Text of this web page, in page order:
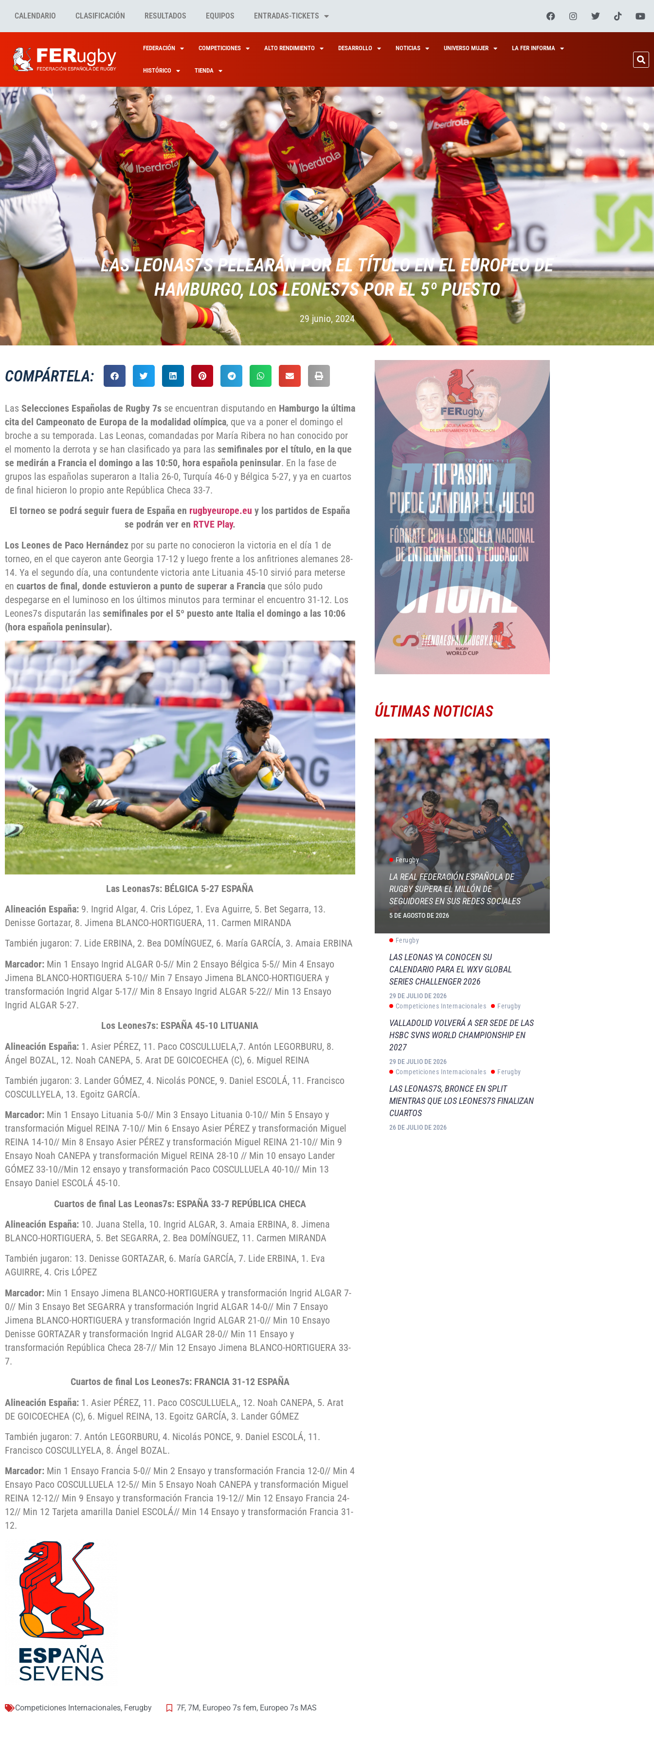
CALENDARIO CLASIFICACIÓN RESULTADOS EQUIPOS ENTRADAS-TICKETS
FEDERACIÓN COMPETICIONES ALTO RENDIMIENTO DESARROLLO NOTICIAS UNIVERSO MUJER LA FER INFORMA
HISTÓRICO TIENDA
LAS LEONAS7S PELEARÁN POR EL TÍTULO EN EL EUROPEO DE
HAMBURGO, LOS LEONES7S POR EL 5º PUESTO
29 junio, 2024
COMPÁRTELA:
Las Selecciones Españolas de Rugby 7s se encuentran disputando en Hamburgo la última
cita del Campeonato de Europa de la modalidad olímpica, que va a poner el domingo el
broche a su temporada. Las Leonas, comandadas por María Ribera no han conocido por
el momento la derrota y se han clasificado ya para las semifinales por el título, en la que
se medirán a Francia el domingo a las 10:50, hora española peninsular. En la fase de
grupos las españolas superaron a Italia 26-0, Turquía 46-0 y Bélgica 5-27, y ya en cuartos
de final hicieron lo propio ante República Checa 33-7.
El torneo se podrá seguir fuera de España en rugbyeurope.eu y los partidos de España
se podrán ver en RTVE Play.
Los Leones de Paco Hernández por su parte no conocieron la victoria en el día 1 de
torneo, en el que cayeron ante Georgia 17-12 y luego frente a los anfitriones alemanes 28-
14. Ya el segundo día, una contundente victoria ante Lituania 45-10 sirvió para meterse
en cuartos de final, donde estuvieron a punto de superar a Francia que sólo pudo
despegarse en el luminoso en los últimos minutos para terminar el encuentro 31-12. Los
Leones7s disputarán las semifinales por el 5º puesto ante Italia el domingo a las 10:06
(hora española peninsular).
Las Leonas7s: BÉLGICA 5-27 ESPAÑA
Alineación España: 9. Ingrid Algar, 4. Cris López, 1. Eva Aguirre, 5. Bet Segarra, 13.
Denisse Gortazar, 8. Jimena BLANCO-HORTIGUERA, 11. Carmen MIRANDA
También jugaron: 7. Lide ERBINA, 2. Bea DOMÍNGUEZ, 6. María GARCÍA, 3. Amaia ERBINA
Marcador: Min 1 Ensayo Ingrid ALGAR 0-5// Min 2 Ensayo Bélgica 5-5// Min 4 Ensayo
Jimena BLANCO-HORTIGUERA 5-10// Min 7 Ensayo Jimena BLANCO-HORTIGUERA y
transformación Ingrid Algar 5-17// Min 8 Ensayo Ingrid ALGAR 5-22// Min 13 Ensayo
Ingrid ALGAR 5-27.
Los Leones7s: ESPAÑA 45-10 LITUANIA
Alineación España: 1. Asier PÉREZ, 11. Paco COSCULLUELA,7. Antón LEGORBURU, 8.
Ángel BOZAL, 12. Noah CANEPA, 5. Arat DE GOICOECHEA (C), 6. Miguel REINA
También jugaron: 3. Lander GÓMEZ, 4. Nicolás PONCE, 9. Daniel ESCOLÁ, 11. Francisco
COSCULLYELA, 13. Egoitz GARCÍA.
Marcador: Min 1 Ensayo Lituania 5-0// Min 3 Ensayo Lituania 0-10// Min 5 Ensayo y
transformación Miguel REINA 7-10// Min 6 Ensayo Asier PÉREZ y transformación Miguel
REINA 14-10// Min 8 Ensayo Asier PÉREZ y transformación Miguel REINA 21-10// Min 9
Ensayo Noah CANEPA y transformación Miguel REINA 28-10 // Min 10 ensayo Lander
GÓMEZ 33-10//Min 12 ensayo y transformación Paco COSCULLUELA 40-10// Min 13
Ensayo Daniel ESCOLÁ 45-10.
Cuartos de final Las Leonas7s: ESPAÑA 33-7 REPÚBLICA CHECA
Alineación España: 10. Juana Stella, 10. Ingrid ALGAR, 3. Amaia ERBINA, 8. Jimena
BLANCO-HORTIGUERA, 5. Bet SEGARRA, 2. Bea DOMÍNGUEZ, 11. Carmen MIRANDA
También jugaron: 13. Denisse GORTAZAR, 6. María GARCÍA, 7. Lide ERBINA, 1. Eva
AGUIRRE, 4. Cris LÓPEZ
Marcador: Min 1 Ensayo Jimena BLANCO-HORTIGUERA y transformación Ingrid ALGAR 7-
0// Min 3 Ensayo Bet SEGARRA y transformación Ingrid ALGAR 14-0// Min 7 Ensayo
Jimena BLANCO-HORTIGUERA y transformación Ingrid ALGAR 21-0// Min 10 Ensayo
Denisse GORTAZAR y transformación Ingrid ALGAR 28-0// Min 11 Ensayo y
transformación República Checa 28-7// Min 12 Ensayo Jimena BLANCO-HORTIGUERA 33-
7.
Cuartos de final Los Leones7s: FRANCIA 31-12 ESPAÑA
Alineación España: 1. Asier PÉREZ, 11. Paco COSCULLUELA,, 12. Noah CANEPA, 5. Arat
DE GOICOECHEA (C), 6. Miguel REINA, 13. Egoitz GARCÍA, 3. Lander GÓMEZ
También jugaron: 7. Antón LEGORBURU, 4. Nicolás PONCE, 9. Daniel ESCOLÁ, 11.
Francisco COSCULLYELA, 8. Ángel BOZAL.
Marcador: Min 1 Ensayo Francia 5-0// Min 2 Ensayo y transformación Francia 12-0// Min 4
Ensayo Paco COSCULLUELA 12-5// Min 5 Ensayo Noah CANEPA y transformación Miguel
REINA 12-12// Min 9 Ensayo y transformación Francia 19-12// Min 12 Ensayo Francia 24-
12// Min 12 Tarjeta amarilla Daniel ESCOLÁ// Min 14 Ensayo y transformación Francia 31-
12.
Competiciones Internacionales, Ferugby 7F, 7M, Europeo 7s fem, Europeo 7s MAS
ÚLTIMAS NOTICIAS
Ferugby
LA REAL FEDERACIÓN ESPAÑOLA DE
RUGBY SUPERA EL MILLÓN DE
SEGUIDORES EN SUS REDES SOCIALES
5 DE AGOSTO DE 2026
Ferugby
LAS LEONAS YA CONOCEN SU
CALENDARIO PARA EL WXV GLOBAL
SERIES CHALLENGER 2026
29 DE JULIO DE 2026
Competiciones Internacionales
Ferugby
VALLADOLID VOLVERÁ A SER SEDE DE LAS
HSBC SVNS WORLD CHAMPIONSHIP EN
2027
29 DE JULIO DE 2026
Competiciones Internacionales
Ferugby
LAS LEONAS7S, BRONCE EN SPLIT
MIENTRAS QUE LOS LEONES7S FINALIZAN
CUARTOS
26 DE JULIO DE 2026